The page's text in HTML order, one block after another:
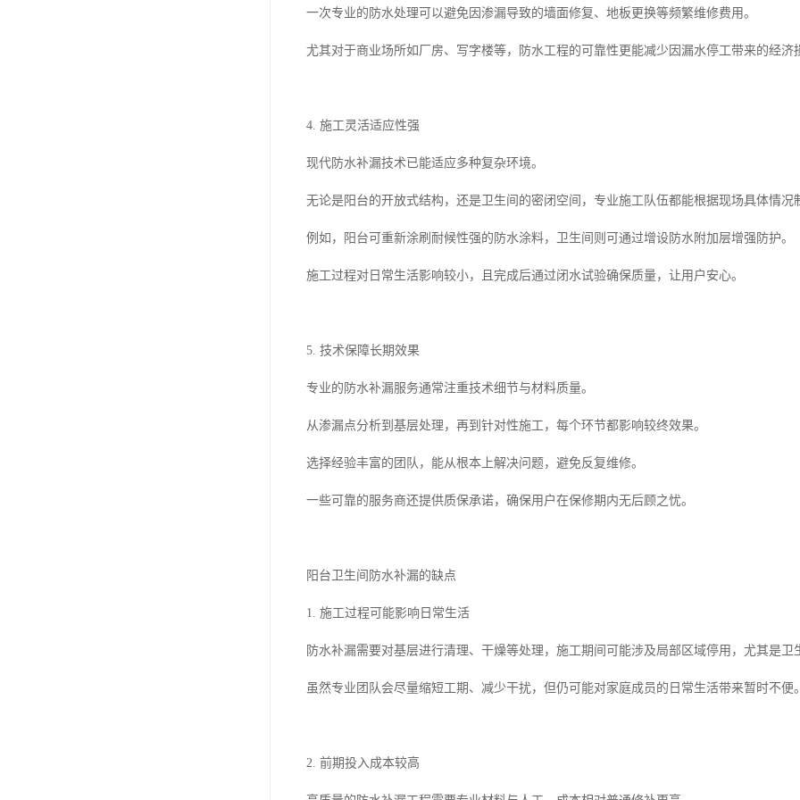
一次专业的防水处理可以避免因渗漏导致的墙面修复、地板更换等频繁维修费用。
尤其对于商业场所如厂房、写字楼等，防水工程的可靠性更能减少因漏水停工带来的经济
4. 施工灵活适应性强
现代防水补漏技术已能适应多种复杂环境。
无论是阳台的开放式结构，还是卫生间的密闭空间，专业施工队伍都能根据现场具体情况
例如，阳台可重新涂刷耐候性强的防水涂料，卫生间则可通过增设防水附加层增强防护。
施工过程对日常生活影响较小，且完成后通过闭水试验确保质量，让用户安心。
5. 技术保障长期效果
专业的防水补漏服务通常注重技术细节与材料质量。
从渗漏点分析到基层处理，再到针对性施工，每个环节都影响较终效果。
选择经验丰富的团队，能从根本上解决问题，避免反复维修。
一些可靠的服务商还提供质保承诺，确保用户在保修期内无后顾之忧。
阳台卫生间防水补漏的缺点
1. 施工过程可能影响日常生活
防水补漏需要对基层进行清理、干燥等处理，施工期间可能涉及局部区域停用，尤其是卫
虽然专业团队会尽量缩短工期、减少干扰，但仍可能对家庭成员的日常生活带来暂时不便。
2. 前期投入成本较高